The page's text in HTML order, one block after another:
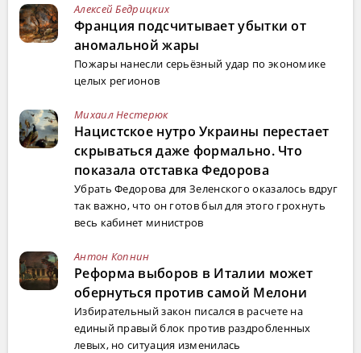
Алексей Бедрицких
Франция подсчитывает убытки от
аномальной жары
Пожары нанесли серьёзный удар по экономике
целых регионов
Михаил Нестерюк
Нацистское нутро Украины перестает
скрываться даже формально. Что
показала отставка Федорова
Убрать Федорова для Зеленского оказалось вдруг
так важно, что он готов был для этого грохнуть
весь кабинет министров
Антон Копнин
Реформа выборов в Италии может
обернуться против самой Мелони
Избирательный закон писался в расчете на
единый правый блок против раздробленных
левых, но ситуация изменилась